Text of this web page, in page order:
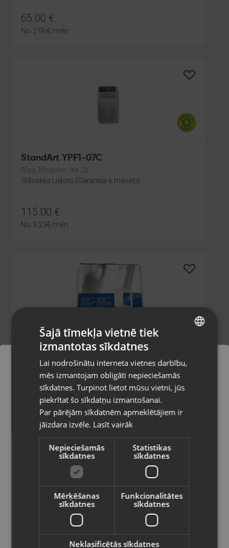
65.00 €
No 2.96€/mēn.
StandArt YPF1-07C
Rīga, Nīcgales iela 2b
Stāvoklis Lietots (Garantija 6 mēneši)
115.00 €
No 5.23€/mēn.
Ahlsell A-collection 314761
Jēkabpils, Brīvības iela 146
Stāvoklis Jauns (Garantija 24 mēneši)
15.00€
Dušas komplekts
Pasūtījumi tiks piegādāti uz
izvēlēto valsti
Vietnes saturs būs attēlots izvēlētajā
valodā
Valsts
Latviešu / Latvian
RUSSIAN
Šajā tīmekļa vietnē tiek
izmantotas sīkdatnes
Lai nodrošinātu interneta vietnes darbību,
mēs izmantojam obligāti nepieciešamās
sīkdatnes. Turpinot lietot mūsu vietni, jūs
piekrītat šo sīkdatņu izmantošanai.
Par pārējām sīkdatnēm apmeklētājiem ir
jāizdara izvēle. Lasīt vairāk
Nepieciešamās
sīkdatnes
Statistikas
sīkdatnes
Mērķēšanas
sīkdatnes
Funkcionalitātes
sīkdatnes
Neklasificētās sīkdatnes